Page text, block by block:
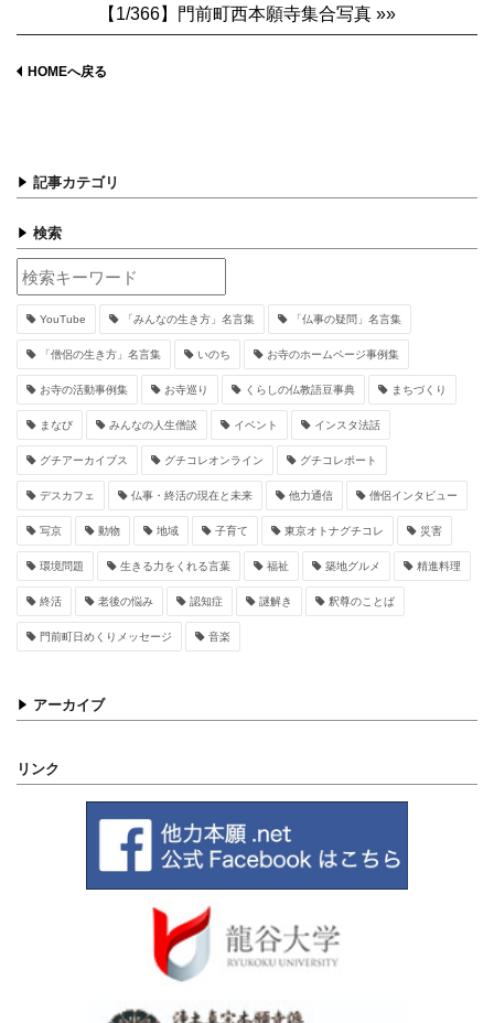
【1/366】門前町西本願寺集合写真 »»
HOMEへ戻る
記事カテゴリ
検索
YouTube 「みんなの生き方」名言集 「仏事の疑問」名言集
「僧侶の生き方」名言集 いのち お寺のホームページ事例集
お寺の活動事例集 お寺巡り くらしの仏教語豆事典 まちづくり
まなび みんなの人生僧談 イベント インスタ法話
グチアーカイブス グチコレオンライン グチコレポート
デスカフェ 仏事・終活の現在と未来 他力通信 僧侶インタビュー
写京 動物 地域 子育て 東京オトナグチコレ 災害
環境問題 生きる力をくれる言葉 福祉 築地グルメ 精進料理
終活 老後の悩み 認知症 謎解き 釈尊のことば
門前町日めくりメッセージ 音楽
アーカイブ
リンク